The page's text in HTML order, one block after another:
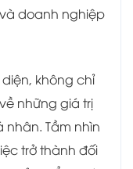
doanh nghiệp
không chỉ
những giá trị
Tầm nhìn
trở thành đối